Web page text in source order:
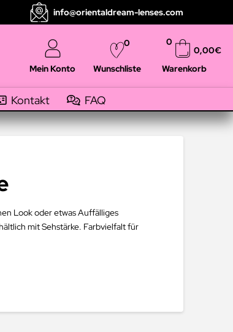
info@orientaldream-lenses.com
Mein Konto Wunschliste
0
Warenkorb
0,00€
0
Kontakt FAQ
Look oder etwas Auffälliges
mit Sehstärke. Farbvielfalt für